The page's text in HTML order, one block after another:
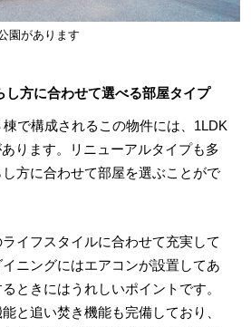
園があります
し方に合わせて選べる部屋タイプ
で構成されるこの物件には、1LDK
ります。リニューアルタイプも多
方に合わせて部屋を選ぶことがで
イフスタイルに合わせて充実して
ニングにはエアコンが設置してあ
ときにはうれしいポイントです。
と追い焚き機能も完備しており、